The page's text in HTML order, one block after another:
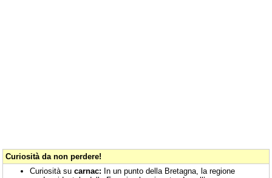
Curiosità da non perdere!
Curiosità su carnac: In un punto della Bretagna, la regione